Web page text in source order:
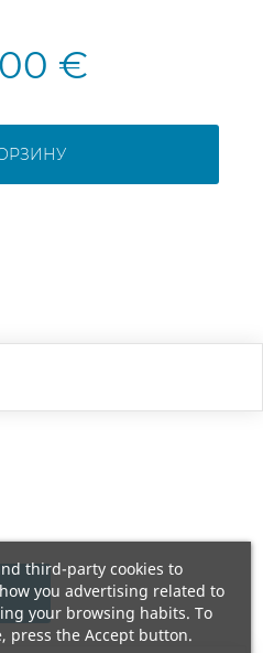
€
third-party cookies to
you advertising related to
your browsing habits. To
press the Accept button.